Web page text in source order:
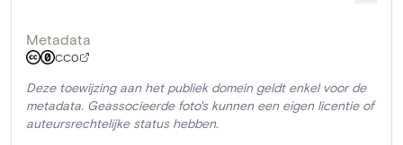
Metadata
CC0
Deze toewijzing aan het publiek domein geldt enkel voor de
metadata. Geassocieerde foto's kunnen een eigen licentie of
auteursrechtelijke status hebben.